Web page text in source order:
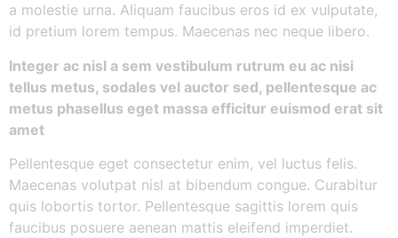
a molestie urna. Aliquam faucibus eros id ex vulputate,
id pretium lorem tempus. Maecenas nec neque libero.
Integer ac nisl a sem vestibulum rutrum eu ac nisi
tellus metus, sodales vel auctor sed, pellentesque ac
metus phasellus eget massa efficitur euismod erat sit
amet
Pellentesque eget consectetur enim, vel luctus felis.
Maecenas volutpat nisl at bibendum congue. Curabitur
quis lobortis tortor. Pellentesque sagittis lorem quis
faucibus posuere aenean mattis eleifend imperdiet.